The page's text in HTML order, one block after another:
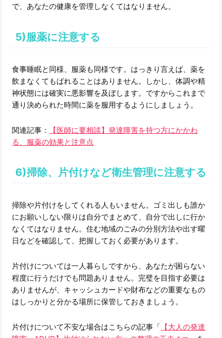
で、あなたの健康を管理しなくてはなりません。
5)服薬に注意する
食事睡眠と同様、服薬も同様です。はっきり言えば、薬を
飲まなくてもばれることはありません。しかし、体調や精
神状態には確実に悪影響を及ぼします。ですからこれまで
通り決められた時間に薬を服用するようにしましょう。
関連記事：
【医師に要相談】発達障害を持つ方にかかわ
る、服薬の効果と注意点
6)掃除、片付けなど衛生管理に注意する
掃除や片付けをしてくれる人もいません。ゴミ出しも誰か
にお願いしない限りは自分でまとめて、自分で出しに行か
なくてはなりません。住む地域のごみの分別方法や出す曜
日などを確認して、把握しておく必要があります。
片付けについては一人暮らしですから、あなたが困らない
程度に行うだけでも問題ありません。完璧を目指す必要は
ありませんが、キャッシュカードや財布などの重要なもの
はしっかりと分かる場所に保管しておきましょう。
片付けについて不安な場合はこちらの記事「 【大人の発達